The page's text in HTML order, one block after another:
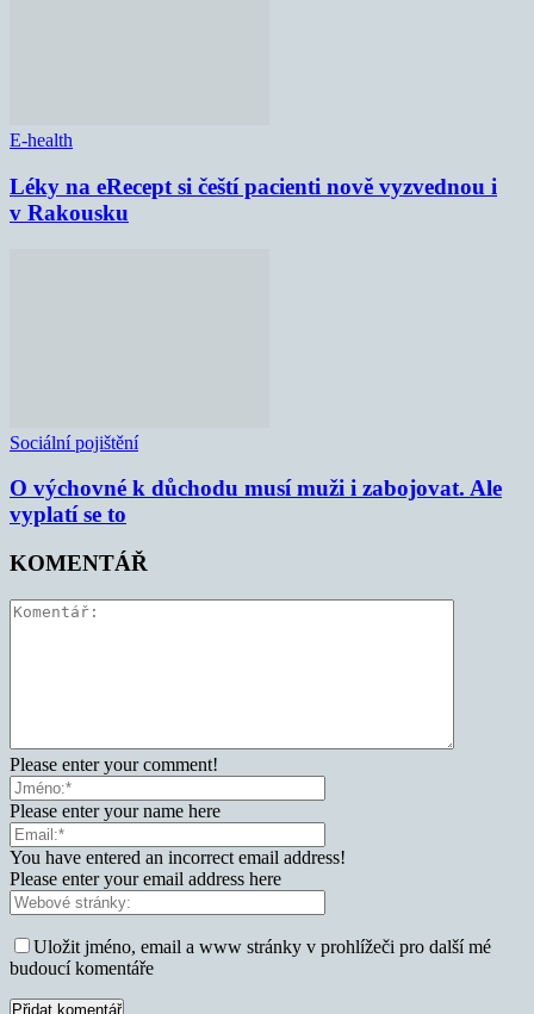
E-health
Léky na eRecept si čeští pacienti nově vyzvednou i
v Rakousku
Sociální pojištění
O výchovné k důchodu musí muži i zabojovat. Ale
vyplatí se to
KOMENTÁŘ
Please enter your comment!
Please enter your name here
You have entered an incorrect email address!
Please enter your email address here
Uložit jméno, email a www stránky v prohlížeči pro další mé
budoucí komentáře